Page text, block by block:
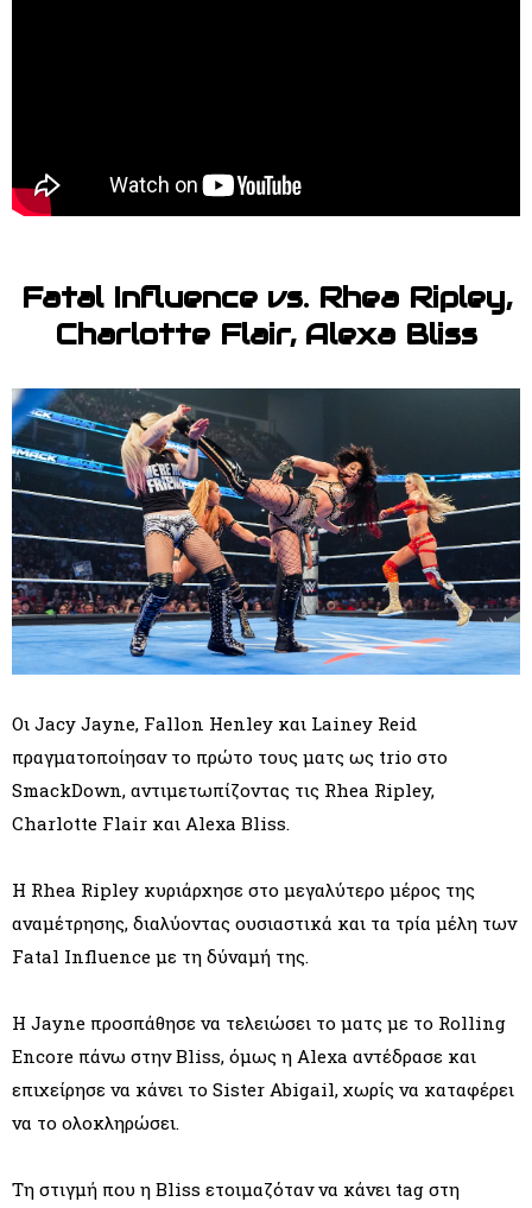
Fatal Influence vs. Rhea Ripley,
Charlotte Flair, Alexa Bliss
Οι Jacy Jayne, Fallon Henley και Lainey Reid
πραγματοποίησαν το πρώτο τους ματς ως trio στο
SmackDown, αντιμετωπίζοντας τις Rhea Ripley,
Charlotte Flair και Alexa Bliss.
Η Rhea Ripley κυριάρχησε στο μεγαλύτερο μέρος της
αναμέτρησης, διαλύοντας ουσιαστικά και τα τρία μέλη των
Fatal Influence με τη δύναμή της.
Η Jayne προσπάθησε να τελειώσει το ματς με το Rolling
Encore πάνω στην Bliss, όμως η Alexa αντέδρασε και
επιχείρησε να κάνει το Sister Abigail, χωρίς να καταφέρει
να το ολοκληρώσει.
Τη στιγμή που η Bliss ετοιμαζόταν να κάνει tag στη